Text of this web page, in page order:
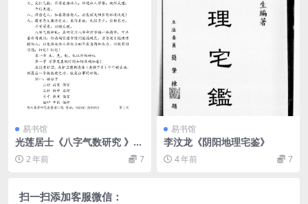
易书馆
光莲居士《八字气数研究 》高
清版2 年前 7
易书馆
李汶龙《阴阳地理宅鉴》
4 年前 7
扫一扫添加客服微信：